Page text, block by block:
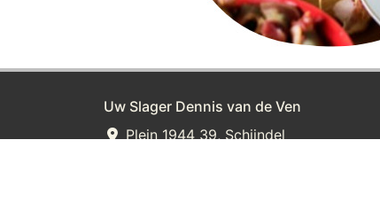
Uw Slager Dennis van de Ven
Plein 1944 39, Schijndel